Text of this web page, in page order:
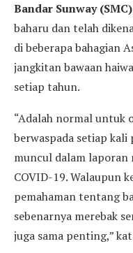
Bandar Sunway
baharu dan telah
di beberapa bahagian
jangkitan bawaan
setiap tahun.
“Adalah normal untuk
berwaspada setiap
muncul dalam laporan
COVID-19. Walaupun
pemahaman tentang
sebenarnya merebak
juga sama penting,”